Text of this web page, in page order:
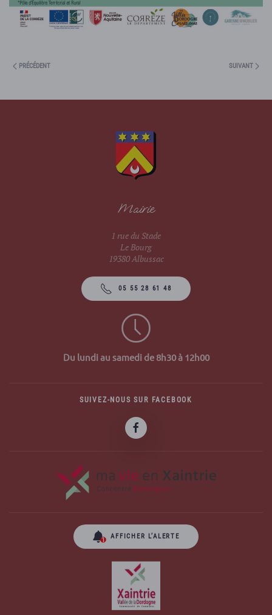
PRÉCÉDENT SUIVANT
Mairie
1 rue du Stade
Le Bourg
19380 Albussac
05 55 28 61 48
Du lundi au samedi de 8h30 à 12h00
SUIVEZ-NOUS SUR FACEBOOK
AFFICHER L’ALERTE